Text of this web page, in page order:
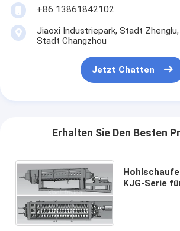
+86 13861842102
Jiaoxi Industriepark, Stadt Zhenglu,
Stadt Changzhou
Jetzt Chatten
Erhalten Sie Den Besten
KJG-Serie